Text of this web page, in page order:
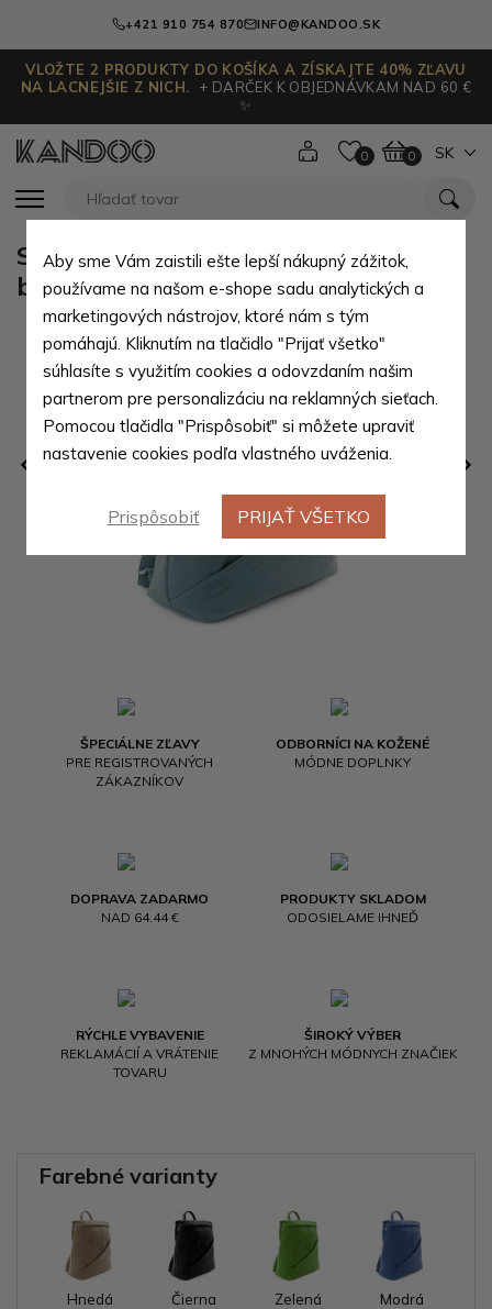
+421 910 754 870 INFO@KANDOO.SK
VLOŽTE 2 PRODUKTY DO KOŠÍKA A ZÍSKAJTE 40% ZĽAVU
NA LACNEJŠIE Z NICH.
+ DARČEK K OBJEDNÁVKAM NAD 60 €
✨
0 0 SK
ŠPECIÁLNE ZĽAVY
PRE REGISTROVANÝCH
ZÁKAZNÍKOV
ODBORNÍCI NA KOŽENÉ
MÓDNE DOPLNKY
DOPRAVA ZADARMO
NAD 64.44 €
PRODUKTY SKLADOM
ODOSIELAME IHNEĎ
RÝCHLE VYBAVENIE
REKLAMÁCIÍ A VRÁTENIE
TOVARU
ŠIROKÝ VÝBER
Z MNOHÝCH MÓDNYCH ZNAČIEK
Svetlo modrý praktický dámsky
batoh Ivora
Farebné varianty
Hnedá Čierna Zelená Modrá
Aby sme Vám zaistili ešte lepší nákupný zážitok,
používame na našom e-shope sadu analytických a
marketingových nástrojov, ktoré nám s tým
pomáhajú. Kliknutím na tlačidlo "Prijať všetko"
súhlasíte s využitím cookies a odovzdaním našim
partnerom pre personalizáciu na reklamných sieťach.
Pomocou tlačidla "Prispôsobiť" si môžete upraviť
nastavenie cookies podľa vlastného uváženia.
Prispôsobiť PRIJAŤ VŠETKO